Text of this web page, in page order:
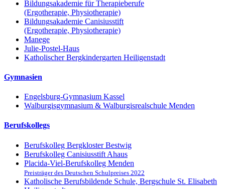
Bildungsakademie für Therapieberufe
(Ergotherapie, Physiotherapie)
Bildungsakademie Canisiusstift
(Ergotherapie, Physiotherapie)
Manege
Julie-Postel-Haus
Katholischer Bergkindergarten Heiligenstadt
Gymnasien
Engelsburg-Gymnasium Kassel
Walburgisgymnasium & Walburgisrealschule Menden
Berufskollegs
Berufskolleg Bergkloster Bestwig
Berufskolleg Canisiusstift Ahaus
Placida-Viel-Berufskolleg Menden
Preisträger des Deutschen Schulpreises 2022
Katholische Berufsbildende Schule, Bergschule St. Elisabeth